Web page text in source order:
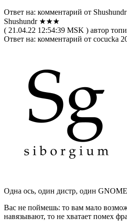
Ответ на: комментарий от
Shushundr ★★★
( 21.04.22 12:54:39 MSK ) автор
Ответ на: комментарий от cocucka
Одна ось, один дистр, один
Вас не поймешь: то вам мало
навязывают, то не хватает помех